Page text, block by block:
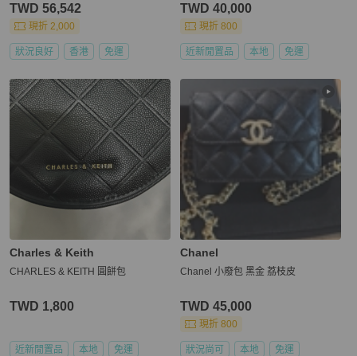
TWD 56,542
現折 2,000
狀況良好 香港 免運
TWD 40,000
現折 800
近新閒置品 本地 免運
Charles & Keith
CHARLES & KEITH 圓餅包
TWD 1,800
近新閒置品 本地 免運
Chanel
Chanel 小廢包 黑金 荔枝皮
TWD 45,000
現折 800
狀況尚可 本地 免運